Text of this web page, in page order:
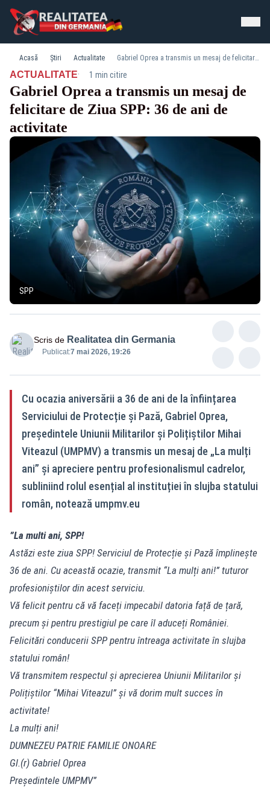
Acasă Știri Actualitate Gabriel Oprea a transmis un mesaj de felicitare de Ziua SPP: 36 de ani de activitate
ACTUALITATE· 1 min citire
Gabriel Oprea a transmis un mesaj de
felicitare de Ziua SPP: 36 de ani de
activitate
SPP
Scris de Realitatea din Germania
Publicat:7 mai 2026, 19:26
Cu ocazia aniversării a 36 de ani de la înființarea
Serviciului de Protecție și Pază, Gabriel Oprea,
președintele Uniunii Militarilor și Polițiștilor Mihai
Viteazul (UMPMV) a transmis un mesaj de „La mulți
ani” și apreciere pentru profesionalismul cadrelor,
subliniind rolul esențial al instituției în slujba statului
român, notează umpmv.eu
”La multi ani, SPP!
Astăzi este ziua SPP! Serviciul de Protecție și Pază împlinește
36 de ani. Cu această ocazie, transmit “La mulți ani!” tuturor
profesioniștilor din acest serviciu.
Vă felicit pentru că vă faceți impecabil datoria față de țară,
precum și pentru prestigiul pe care îl aduceți României.
Felicitări conducerii SPP pentru întreaga activitate în slujba
statului român!
Vă transmitem respectul și aprecierea Uniunii Militarilor și
Polițiștilor “Mihai Viteazul” și vă dorim mult succes în
activitate!
La mulți ani!
DUMNEZEU PATRIE FAMILIE ONOARE
Gl.(r) Gabriel Oprea
Președintele UMPMV”